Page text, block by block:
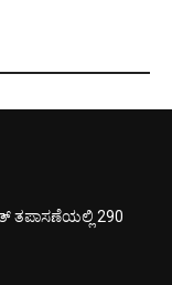
ತಪಾಸಣೆಯಲ್ಲಿ 290